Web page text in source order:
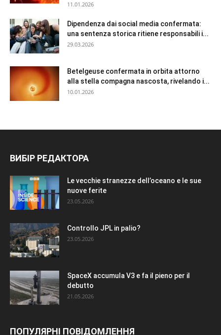
11.01.2026
Dipendenza dai social media confermata:
una sentenza storica ritiene responsabili i...
29.03.2026
Betelgeuse confermata in orbita attorno
alla stella compagna nascosta, rivelando i...
10.01.2026
ВИБІР РЕДАКТОРА
Le vecchie stranezze dell’oceano e le sue
nuove ferite
23.05.2026
Controllo JPL in palio?
23.05.2026
SpaceX accumula V3 e fa il pieno per il
debutto
21.05.2026
ПОПУЛЯРНІ ПОВІДОМЛЕННЯ